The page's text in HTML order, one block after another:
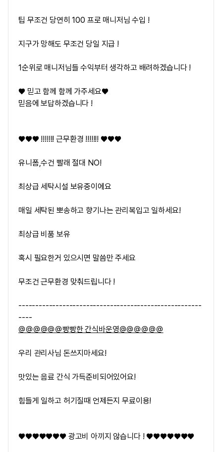
팁 무조건 당연히 100 프로 매니저님 수입 !
지구가 망해도 무조건 당일 지급 !
1순위로 매니저님들 수익부터 생각하고 배려하겠습니다 !
♥ 믿고 함께 함께 가주세요♥
믿음에 보답하겠습니다 !
♥♥♥ !!!!!!! 근무환경 !!!!!!! ♥♥♥
유니폼,수건 빨래 절대 NO!
최상급 세탁시설 보유중이에요
매일 세탁된 뽀송하고 향기나는 관리복입고 일하세요!
최상급 비품 보유
혹시 필요한거 있으시면 말씀만 주세요
무조건 근무환경 맞춰드립니다 !
------------------------------------------------------
----
＠＠＠＠＠＠빵빵한 간식바운영＠＠＠＠＠＠
우리 관리사님 돈쓰지마세요!
맛있는 음료 간식 가득준비되어있어요!
힘들게 일하고 허기질때 언제든지 무료이용!
♥♥♥♥♥♥♥ 광고비 아끼지 않습니다 ! ♥♥♥♥♥♥♥